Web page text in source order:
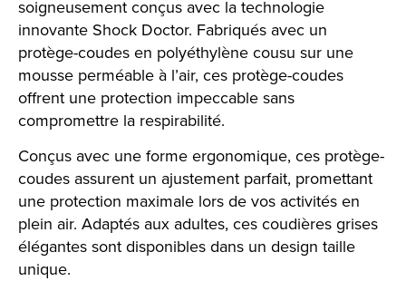
soigneusement conçus avec la technologie
innovante Shock Doctor. Fabriqués avec un
protège-coudes en polyéthylène cousu sur une
mousse perméable à l’air, ces protège-coudes
offrent une protection impeccable sans
compromettre la respirabilité.
Conçus avec une forme ergonomique, ces protège-
coudes assurent un ajustement parfait, promettant
une protection maximale lors de vos activités en
plein air. Adaptés aux adultes, ces coudières grises
élégantes sont disponibles dans un design taille
unique.